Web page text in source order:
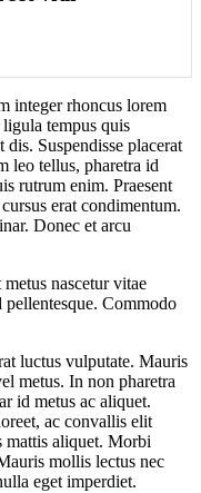
integer rhoncus lorem
tempus quis
Suspendisse placerat
leo tellus, pharetra id
rutrum enim. Praesent
erat condimentum.
Donec et arcu
nascetur vitae
Commodo
luctus vulputate. Mauris
metus. In non pharetra
id metus ac aliquet.
ac convallis elit
mattis aliquet. Morbi
mollis lectus nec
eget imperdiet.